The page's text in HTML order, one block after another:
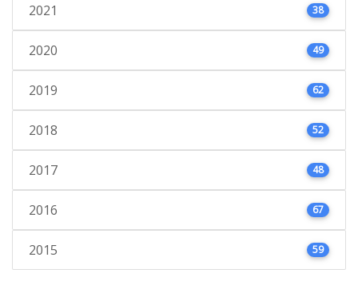
2021 38
2020 49
2019 62
2018 52
2017 48
2016 67
2015 59